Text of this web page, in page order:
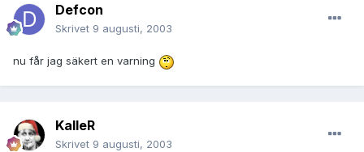
Defcon
Skrivet 9 augusti, 2003
nu får jag säkert en varning
KalleR
Skrivet 9 augusti, 2003